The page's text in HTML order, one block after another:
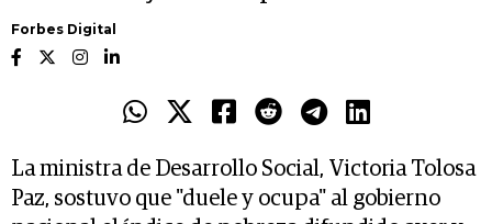
Forbes Digital
La ministra de Desarrollo Social, Victoria Tolosa
Paz, sostuvo que "duele y ocupa" al gobierno